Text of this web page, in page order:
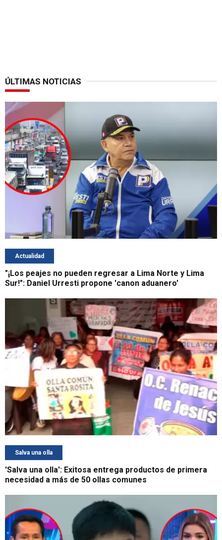
ÚLTIMAS NOTICIAS
Actualidad
"¡Los peajes no pueden regresar a Lima Norte y Lima
Sur!": Daniel Urresti propone 'canon aduanero'
Salva una olla
'Salva una olla': Exitosa entrega productos de primera
necesidad a más de 50 ollas comunes